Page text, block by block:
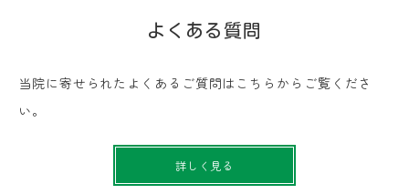
よくある質問
当院に寄せられたよくあるご質問はこちらからご覧くださ
い。
詳しく見る